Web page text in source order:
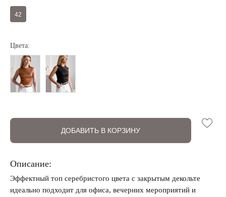
Регистрация
Запомнить меня на этом компьютере
42
Цвета:
ДОБАВИТЬ В КОРЗИНУ
Описание:
Эффектный топ серебристого цвета с закрытым декольте
идеально подходит для офиса, вечерних мероприятий и